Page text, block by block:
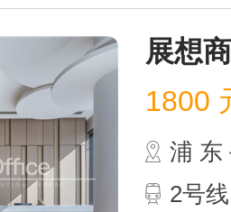
展想
1800
浦 东
2号